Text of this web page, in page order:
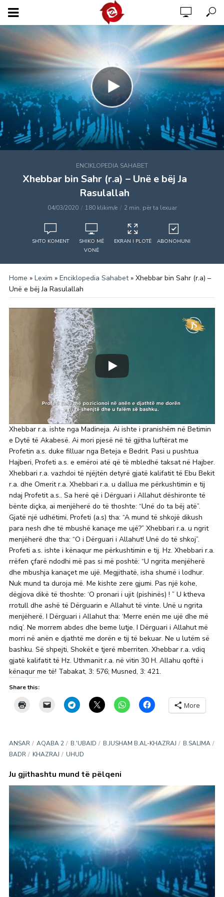
ENCIKLOPEDIA SAHABET
Xhebbar bin Sahr (r.a) – Unë e bëj Ja
Rasulallah
04/03/2020 180 klikim/e 2 min. për ta lexuar
SHTO KOMENT
SHIKO MË
VONË
EKRAN I PLOTË ABONOHUNI
Home » Lexim » Enciklopedia Sahabet» Xhebbar bin Sahr (r.a) –
Unë e bëj Ja Rasulallah
Xhebbar r.a. ishte nga Madineja. Ai ishte i pranishëm në Betimin
e Dytë të Akabesë. Ai mori pjesë në të gjitha luftërat me
Profetin a.s. duke filluar nga Beteja e Bedrit. Pasi u pushtua
Hajberi, Profeti a.s. e emëroi atë që të mbledhë taksat në Hajber.
Xhebbari r.a. vazhdoi të njëjtën detyrë gjatë kalifatit të Ebu Bekit
r.a. dhe Omerit r.a. Xhebbari r.a. u dallua me përkushtimin e tij
ndaj Profetit a.s.. Sa herë që i Dërguari i Allahut dëshironte të
bënte diçka, ai menjëherë do të thoshte: “Unë do ta bëj atë”.
Gjatë një udhëtimi, Profeti (a.s) tha: “A mund të shkojë dikush
para nesh dhe të mbushë kanaçe me ujë?” Xhebbari r.a. u ngrit
menjëherë dhe tha: “O i Dërguari i Allahut! Unë do të shkoj”.
Profeti a.s. ishte i kënaqur me përkushtimin e tij. Hz. Xhebbari r.a.
rrëfen çfarë ndodhi më pas si më poshtë: “U ngrita menjëherë
dhe mbushja kanaçet me ujë. Megjithatë, isha shumë i lodhur.
Nuk mund ta duroja më. Me kishte zere gjumi. Pas një kohe,
dëgjova dikë të thoshte: ‘O pronari i ujit (pishinës) ! ” U ktheva
rrotull dhe ashë të Dërguarin e Allahut të vinte. Unë u ngrita
menjëherë. I Dërguari i Allahut tha: ‘Merre enën me ujë dhe më
ndiq’. Ne morrem abdes dhe beme lutje. I Dërguari i Allahut më
morri në anën e djathtë me dorën e tij të bekuar. Ne u lutëm së
bashku. Së shpejti, Shokët e tjerë mberriten. Xhebbar r.a. vdiq
gjatë kalifatit të Hz. Uthmanit r.a. në vitin 30 H. Allahu qoftë i
kënaqur me të! Tabakat, 3: 576; Musned, 3: 421.
Share this:
More
ANSAR AQABA 2 B.'UBAID B.JUSHAM B.AL-KHAZRAJ
B.SALIMA
BADR
KHAZRAJ UHUD
Ju gjithashtu mund të pëlqeni